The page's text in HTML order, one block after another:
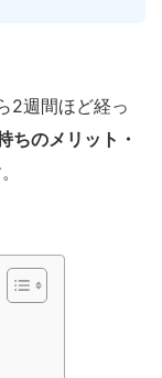
2週間ほど経っ
ちのメリット・